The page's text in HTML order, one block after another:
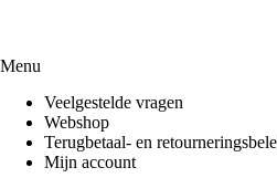
Menu
Veelgestelde vragen
Webshop
Terugbetaal- en
Mijn account